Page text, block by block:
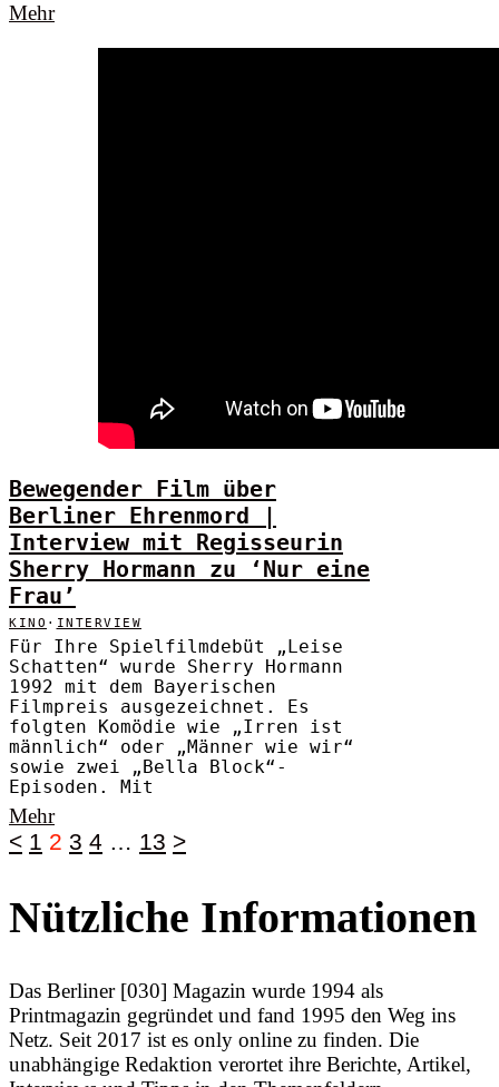
Mehr
Bewegender Film über
Berliner Ehrenmord |
Interview mit Regisseurin
Sherry Hormann zu ‘Nur eine
Frau’
KINO · INTERVIEW
Für Ihre Spielfilmdebüt „Leise
Schatten“ wurde Sherry Hormann
1992 mit dem Bayerischen
Filmpreis ausgezeichnet. Es
folgten Komödie wie „Irren ist
männlich“ oder „Männer wie wir“
sowie zwei „Bella Block“-
Episoden. Mit
Mehr
< 1 2 3 4 … 13 >
Nützliche Informationen
Das Berliner [030] Magazin wurde 1994 als
Printmagazin gegründet und fand 1995 den Weg ins
Netz. Seit 2017 ist es only online zu finden. Die
unabhängige Redaktion verortet ihre Berichte, Artikel,